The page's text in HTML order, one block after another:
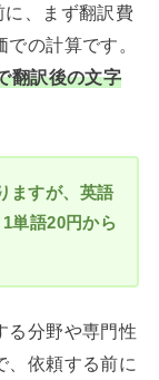
、まず翻訳費
の計算です。
翻訳後の文字
ますが、英語
単語20円から
る分野や専門性
、依頼する前に